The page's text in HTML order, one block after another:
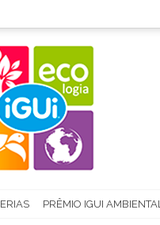
PRÊMIO IGUI AMBIENTAL